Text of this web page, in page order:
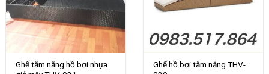
Ghế tắm nắng hồ bơi nhựa
Ghế hồ bơi tắm nắng THV-